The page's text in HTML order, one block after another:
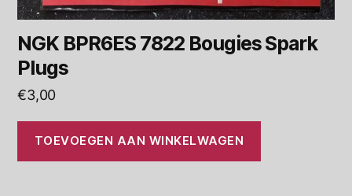
NGK BPR6ES 7822 Bougies Spark
Plugs
€3,00
TOEVOEGEN AAN WINKELWAGEN